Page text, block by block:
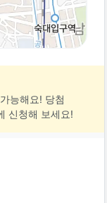
능해요! 당첨
신청해 보세요!